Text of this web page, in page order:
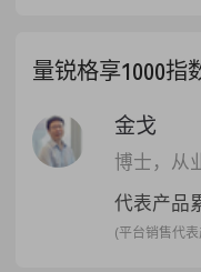
算
的
次
个
业
量锐格享1000指
金戈
博士，从
代表产品
(平台销售代